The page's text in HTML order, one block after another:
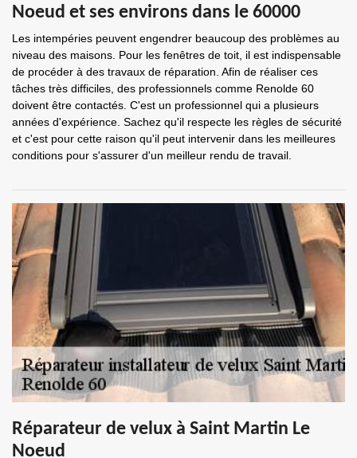
Noeud et ses environs dans le 60000
Les intempéries peuvent engendrer beaucoup des problèmes au
niveau des maisons. Pour les fenêtres de toit, il est indispensable
de procéder à des travaux de réparation. Afin de réaliser ces
tâches très difficiles, des professionnels comme Renolde 60
doivent être contactés. C'est un professionnel qui a plusieurs
années d'expérience. Sachez qu'il respecte les règles de sécurité
et c'est pour cette raison qu'il peut intervenir dans les meilleures
conditions pour s'assurer d'un meilleur rendu de travail.
Réparateur de velux à Saint Martin Le
Noeud